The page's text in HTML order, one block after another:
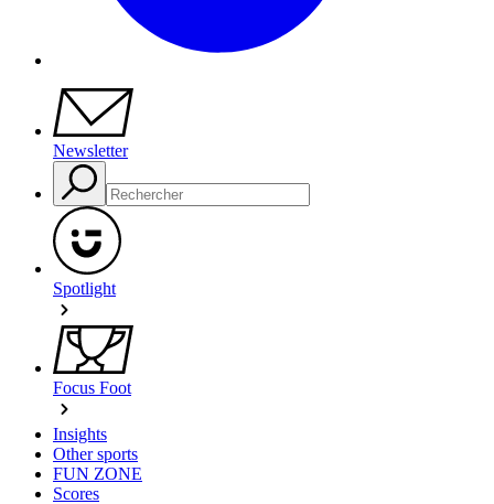
Newsletter
Spotlight
Focus Foot
Insights
Other sports
FUN ZONE
Scores